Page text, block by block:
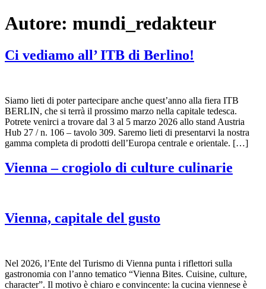
Autore: mundi_redakteur
Ci vediamo all’ ITB di Berlino!
Siamo lieti di poter partecipare anche quest’anno alla fiera ITB
BERLIN, che si terrà il prossimo marzo nella capitale tedesca.
Potrete venirci a trovare dal 3 al 5 marzo 2026 allo stand Austria
Hub 27 / n. 106 – tavolo 309. Saremo lieti di presentarvi la nostra
gamma completa di prodotti dell’Europa centrale e orientale. […]
Vienna – crogiolo di culture culinarie
Vienna, capitale del gusto
Nel 2026, l’Ente del Turismo di Vienna punta i riflettori sulla
gastronomia con l’anno tematico “Vienna Bites. Cuisine, culture,
character”. Il motivo è chiaro e convincente: la cucina viennese è